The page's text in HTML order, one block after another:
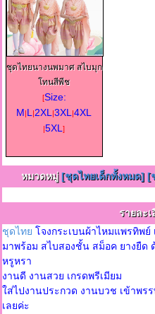
ชุดไทยนางนพมาศ สไบมุก
โทนสีพีช
[Size:
M|L |2XL |3XL |4XL
|5XL]
หมวดหมู่[ชุดไทยเด็กทั้งหมด] [
รายละ
ชุดไทย โจงกระเบนผ้าไหมแพรทิพย์
มาพร้อม สไบสองชั้น สม็อค ยางยืด
หรูหรา
งานดี งานสวย เกรดพรีเมียม
ใส่ไปงานประกวด งานบวช เข้าพร
เลยค่ะ